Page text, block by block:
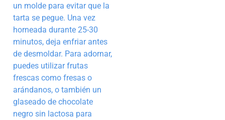
un molde para evitar que la
tarta se pegue. Una vez
horneada durante 25-30
minutos, deja enfriar antes
de desmoldar. Para adornar,
puedes utilizar frutas
frescas como fresas o
arándanos, o también un
glaseado de chocolate
negro sin lactosa para